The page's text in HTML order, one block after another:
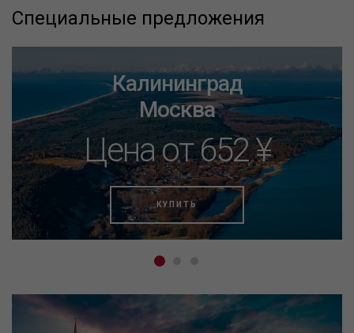
Специальные предложения
Калининград
Москва
Цена от 652 ¥
КУПИТЬ